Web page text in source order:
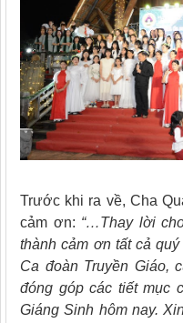
Trước khi ra về, Cha
cảm ơn: “…Thay lời
thành cảm ơn tất cả
Ca đoàn Truyền Giáo,
đóng góp các tiết mục
Giáng Sinh hôm nay.